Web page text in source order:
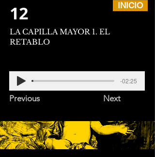
12 INICIO
LA CAPILLA MAYOR 1. EL
RETABLO
-02:25
Previous Next